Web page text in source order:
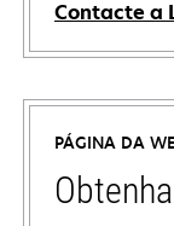
Contacte a
PÁGINA DA